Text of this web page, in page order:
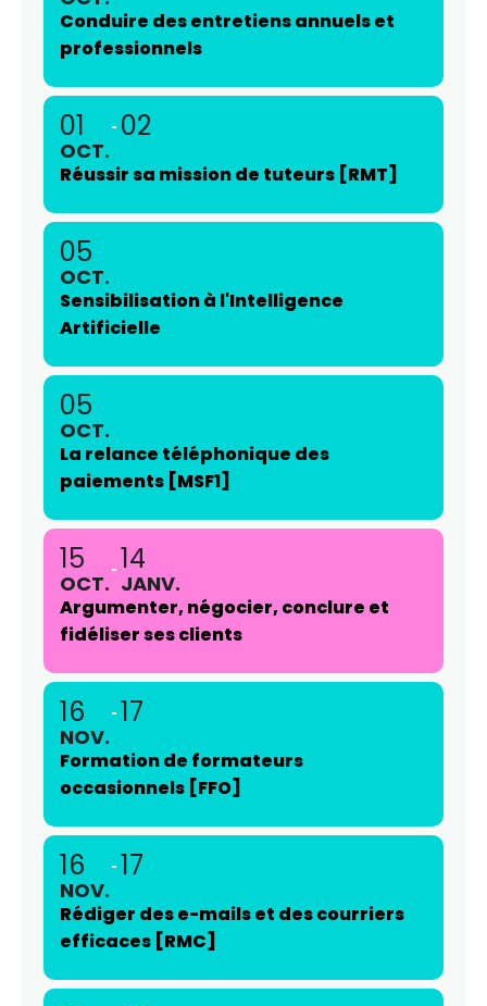
Conduire des entretiens annuels et
professionnels
01
OCT.
02
Réussir sa mission de tuteurs [RMT]
05
OCT.
Sensibilisation à l'Intelligence
Artificielle
05
OCT.
La relance téléphonique des
paiements [MSF1]
15
OCT.
14
JANV.
Argumenter, négocier, conclure et
fidéliser ses clients
16
NOV.
17
Formation de formateurs
occasionnels [FFO]
16
NOV.
17
Rédiger des e-mails et des courriers
efficaces [RMC]